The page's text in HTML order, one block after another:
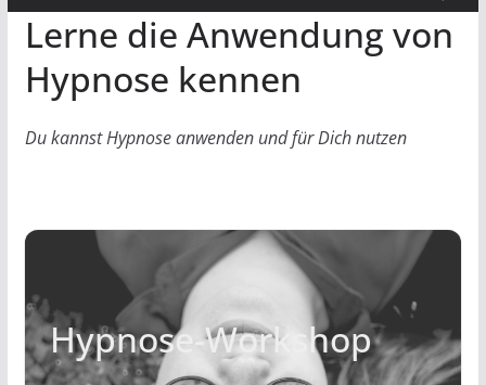
Lerne die Anwendung von
Hypnose kennen
Du kannst Hypnose anwenden und für Dich nutzen
Hypnose-Workshop